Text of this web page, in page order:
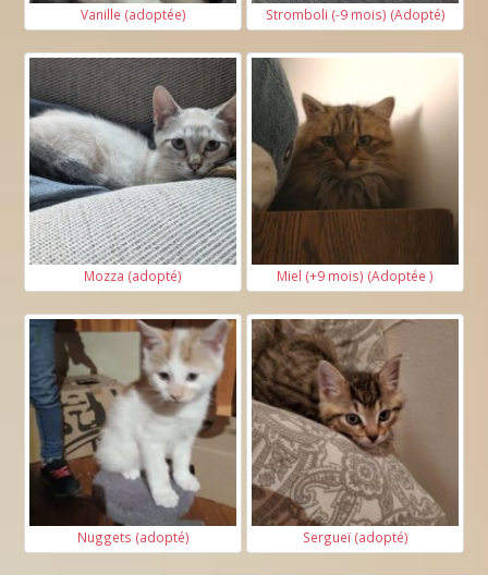
Vanille (adoptée) Stromboli (-9 mois) (Adopté)
Mozza (adopté) Miel (+9 mois) (Adoptée )
Nuggets (adopté) Sergueï (adopté)